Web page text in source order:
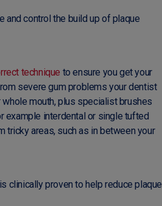
control the build up of plaque
technique to ensure you get your
severe gum problems your dentist
mouth, plus specialist brushes
example interdental or single tufted
tricky areas, such as in between your
clinically proven to help reduce plaque